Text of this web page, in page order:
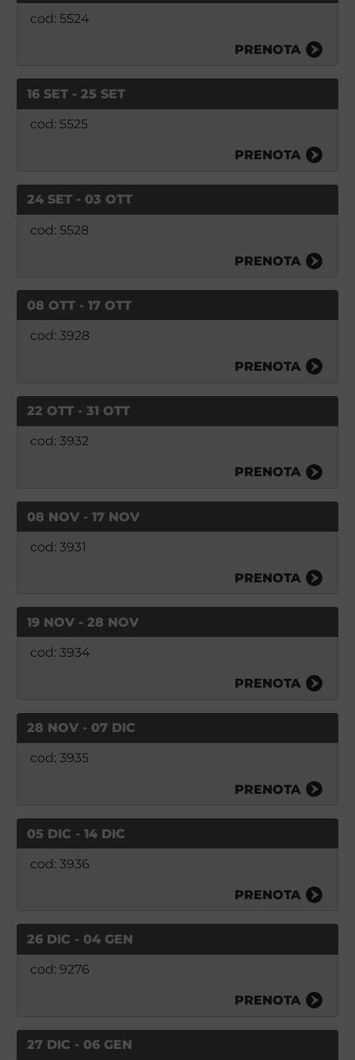
cod: 5524
PRENOTA
16 SET - 25 SET
cod: 5525
PRENOTA
24 SET - 03 OTT
cod: 5528
PRENOTA
08 OTT - 17 OTT
cod: 3928
PRENOTA
22 OTT - 31 OTT
cod: 3932
PRENOTA
08 NOV - 17 NOV
cod: 3931
PRENOTA
19 NOV - 28 NOV
cod: 3934
PRENOTA
28 NOV - 07 DIC
cod: 3935
PRENOTA
05 DIC - 14 DIC
cod: 3936
PRENOTA
26 DIC - 04 GEN
cod: 9276
PRENOTA
27 DIC - 06 GEN